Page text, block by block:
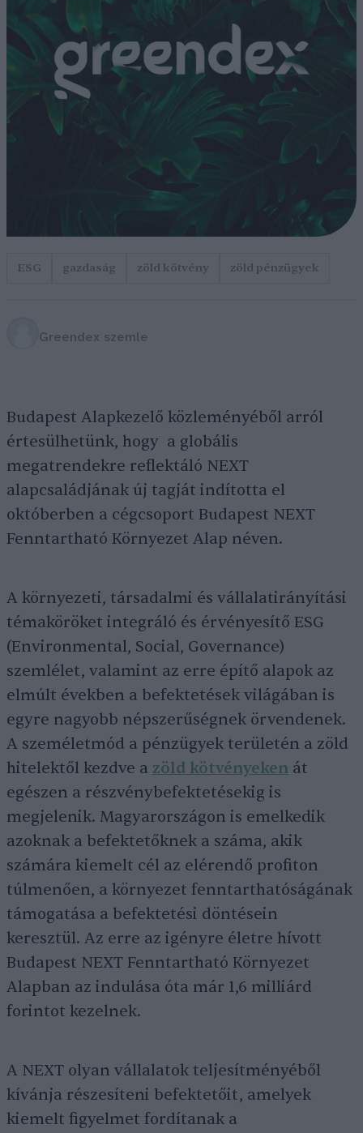
ESG gazdaság zöld kötvény zöld pénzügyek
Greendex szemle
Budapest Alapkezelő közleményéből arról
értesülhetünk, hogy a globális
megatrendekre reflektáló NEXT
alapcsaládjának új tagját indította el
októberben a cégcsoport Budapest NEXT
Fenntartható Környezet Alap néven.
A környezeti, társadalmi és vállalatirányítási
témaköröket integráló és érvényesítő ESG
(Environmental, Social, Governance)
szemlélet, valamint az erre építő alapok az
elmúlt években a befektetések világában is
egyre nagyobb népszerűségnek örvendenek.
A személetmód a pénzügyek területén a zöld
hitelektől kezdve a zöld kötvényeken át
egészen a részvénybefektetésekig is
megjelenik. Magyarországon is emelkedik
azoknak a befektetőknek a száma, akik
számára kiemelt cél az elérendő profiton
túlmenően, a környezet fenntarthatóságának
támogatása a befektetési döntésein
keresztül. Az erre az igényre életre hívott
Budapest NEXT Fenntartható Környezet
Alapban az indulása óta már 1,6 milliárd
forintot kezelnek.
A NEXT olyan vállalatok teljesítményéből
kívánja részesíteni befektetőit, amelyek
kiemelt figyelmet fordítanak a